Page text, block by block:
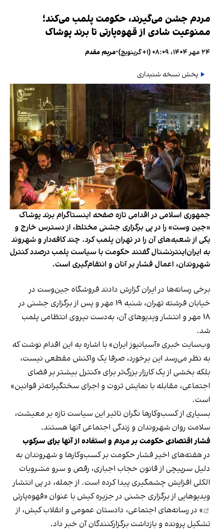
مردم جشن می‌گیرند، حکومت پلمب می‌کند؛
ممنوعیت شادی از قهوه‌پارتی تا برند پوشاک
۲۴ مهر ۱۴۰۴، ۰۸:۰۹ (‎+۱ گرینویچ) •مریم مقدم
پخش نسخه شنیداری
جمهوری اسلامی در اقدامی تازه صفحه اینستاگرام برند پوشاک
«جین وست» را در پی برگزاری جشنی مختلط، از دسترس خارج و
یکی از شعبه‌های آن را در تهران پلمب کرد. چند کافه‌‌دار و شهروند
به ایران‌اینترنشنال گفتند حکومت با سیاست پلمب درصدد کنترل
شهروندان، اعمال فشار بر آنان و انتقام‌گیری است.
برخی رسانه‌ها در ایران گزارش دادند فروشگاه جین‌وست در
خیابان فرشته تهران، شنبه ۱۹ مهر و پس از برگزاری جشنی در
۱۸ مهر و انتشار ویدیوهای آن، به‌دست نیروی انتظامی پلمب
شد.
وب‌سایت خبری «آسیانیوز ایران» با اشاره به این اقدام نوشت که
به نظر می‌رسد این برخورد، صرفا یک واکنش مقطعی نیست،
بلکه بخشی از یک کارزار بزرگ‌تر برای «کنترل بیشتر بر فضای
اجتماعی، مقابله با نمایش ثروت و اجرای سختگیرانه‌تر قوانین»
است.
بسیاری از کسب‌وکارها نگران تاثیر این سیاست‌ تازه بر معیشت،
سلامت روان شهروندان و زندگی اجتماعی آنها هستند.
فشار اقتصادی حکومت بر مردم و استفاده از آنها برای سرکوب
در هفته‌های اخیر فشار حکومت بر کسب‌وکارها و شهروندان به
دلیل سرپیچی از قانون حجاب اجباری، رقص و سرو مشروبات
الکلی افزایش چشمگیری پیدا کرده است. از جمله، در پی انتشار
ویدیوهایی از برگزاری جشنی در جزیره کیش با عنوان «قهوه‌پارتی
» در رسانه‌های اجتماعی، دادستان عمومی و انقلاب کیش، از
تشکیل پرونده و بازداشت برگزارکنندگان آن خبر داد.